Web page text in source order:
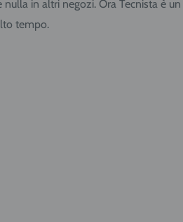
in altri negozi. Ora Tecnista è un
tempo.